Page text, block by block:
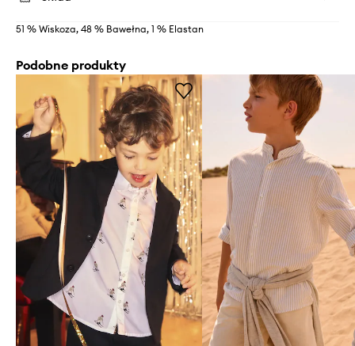
51 % Wiskoza, 48 % Bawełna, 1 % Elastan
Podobne produkty